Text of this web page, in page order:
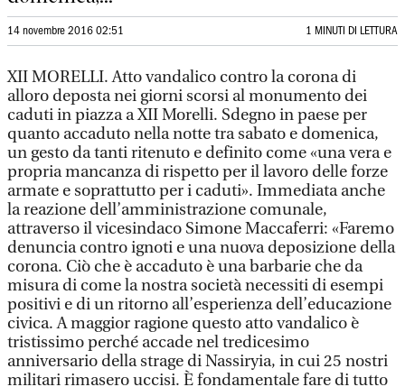
14 novembre 2016 02:51 1 MINUTI DI LETTURA
XII MORELLI. Atto vandalico contro la corona di
alloro deposta nei giorni scorsi al monumento dei
caduti in piazza a XII Morelli. Sdegno in paese per
quanto accaduto nella notte tra sabato e domenica,
un gesto da tanti ritenuto e definito come «una vera e
propria mancanza di rispetto per il lavoro delle forze
armate e soprattutto per i caduti». Immediata anche
la reazione dell’amministrazione comunale,
attraverso il vicesindaco Simone Maccaferri: «Faremo
denuncia contro ignoti e una nuova deposizione della
corona. Ciò che è accaduto è una barbarie che da
misura di come la nostra società necessiti di esempi
positivi e di un ritorno all’esperienza dell’educazione
civica. A maggior ragione questo atto vandalico è
tristissimo perché accade nel tredicesimo
anniversario della strage di Nassiryia, in cui 25 nostri
militari rimasero uccisi. È fondamentale fare di tutto